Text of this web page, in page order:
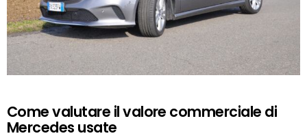
Come valutare il valore commerciale di
Mercedes usate